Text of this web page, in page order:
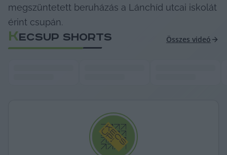
megszüntetett beruházás a Lánchíd utcai iskolát
érint csupán.
KECSUP SHORTS Összes videó